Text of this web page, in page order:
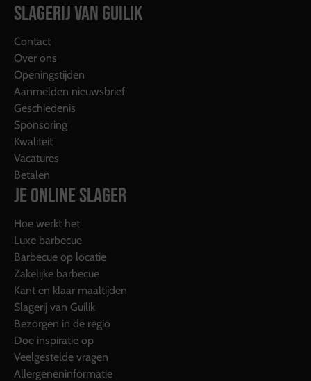
SLAGERIJ VAN GUILIK
Contact
Over ons
Openingstijden
Aanmelden nieuwsbrief
Geschiedenis
Sponsoring
Kwaliteit
Vacatures
Betalen
JE ONLINE SLAGER
Hoe werkt het
Luxe barbecue
Barbecue op locatie
Zakelijke barbecue
Kant en klaar maaltijden
Slagerij van Guilik
Bezorgen in de regio
Doe inspiratie op
Veelgestelde vragen
Allergeneninformatie